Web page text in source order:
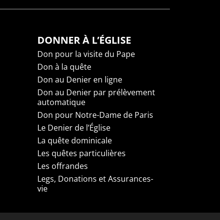
DONNER À L’ÉGLISE
Don pour la visite du Pape
Don à la quête
Don au Denier en ligne
Don au Denier par prélèvement
automatique
Don pour Notre-Dame de Paris
Le Denier de l’Église
La quête dominicale
Les quêtes particulières
Les offrandes
Legs, Donations et Assurances-
vie